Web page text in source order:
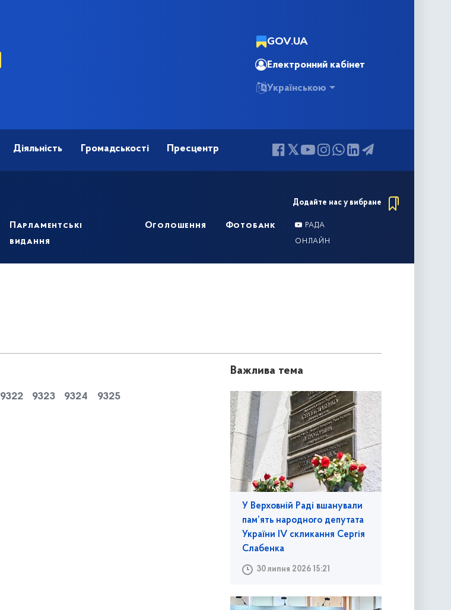
GOV.UA
Електронний кабінет
Українською
Діяльність Громадськості Пресцентр
Додайте нас у вибране
Парламентські
видання
Оголошення Фотобанк РАДА
ОНЛАЙН
« попередня
9322 9323 9324 9325
Важлива тема
У Верховній Раді вшанували
пам’ять народного депутата
України IV скликання Сергія
Слабенка
30 липня 2026 15:21